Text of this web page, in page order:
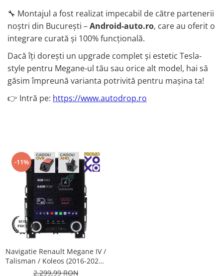
🔧 Montajul a fost realizat impecabil de către partenerii
noștri din București –Android-auto.ro, care au oferit o
integrare curată și 100% funcțională.
Dacă îți dorești un upgrade complet și estetic Tesla-
style pentru Megane-ul tău sau orice alt model, hai să
găsim împreună varianta potrivită pentru mașina ta!
👉 Intră pe: https://www.autodrop.ro
-11%
Navigatie Renault Megane IV /
Talisman / Koleos (2016-2020),
Android 13, A-Octacore / 4GB
2.299,99 RON